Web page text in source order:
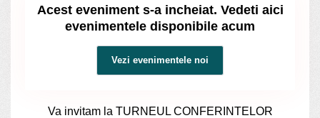
Acest eveniment s-a incheiat. Vedeti aici
evenimentele disponibile acum
Vezi evenimentele noi
Va invitam la TURNEUL CONFERINTELOR